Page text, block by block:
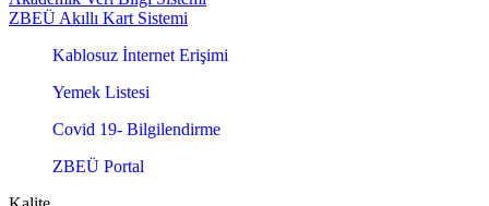
ZBEÜ Akıllı Kart Sistemi
Kablosuz İnternet Erişimi
Yemek Listesi
Covid 19- Bilgilendirme
ZBEÜ Portal